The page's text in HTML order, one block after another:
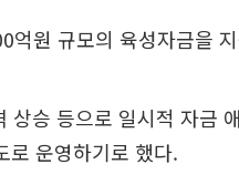
억원 규모의 육성자금을
승 등으로 일시적 자금
로 운영하기로 했다.